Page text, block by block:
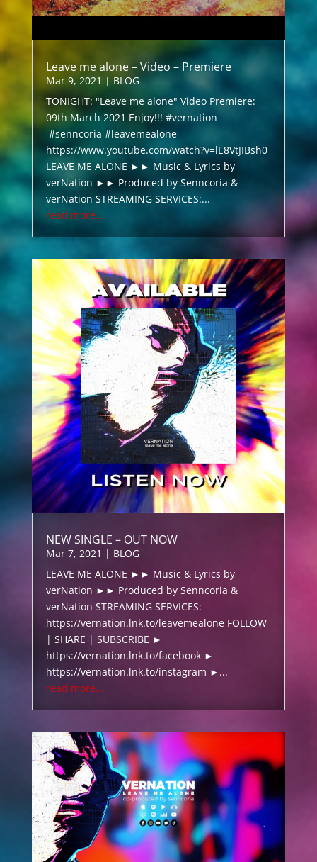
Leave me alone – Video – Premiere
Mar 9, 2021 |BLOG
TONIGHT: "Leave me alone" Video Premiere:
09th March 2021 Enjoy!!! #vernation
#senncoria #leavemealone
https://www.youtube.com/watch?v=lE8VtJIBsh0
LEAVE ME ALONE ►► Music & Lyrics by
verNation ►► Produced by Senncoria &
verNation STREAMING SERVICES:...
read more...
NEW SINGLE – OUT NOW
Mar 7, 2021 | BLOG
LEAVE ME ALONE ►► Music & Lyrics by
verNation ►► Produced by Senncoria &
verNation STREAMING SERVICES:
https://vernation.lnk.to/leavemealone FOLLOW
| SHARE | SUBSCRIBE ►
https://vernation.lnk.to/facebook ►
https://vernation.lnk.to/instagram ►...
read more...